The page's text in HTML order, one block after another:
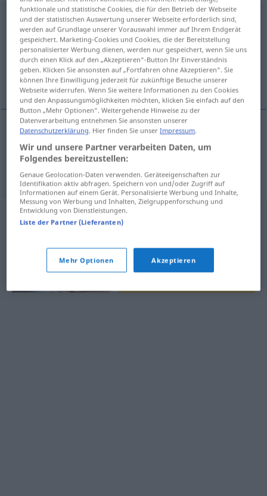
wielostronny
Übersicht aller Übersetzungen
(Für mehr Details die Übersetzung anklicken/antippen)
vielseitig, multilateral
vielseitig wielostronny
multilateral wielostronny umowa
funktionale und statistische Cookies, die für den Betrieb der Webseite
und der statistischen Auswertung unserer Webseite erforderlich sind,
werden auf Grundlage unserer Vorauswahl immer auf Ihrem Endgerät
gespeichert. Marketing-Cookies und Cookies, die der Bereitstellung
personalisierter Werbung dienen, werden nur gespeichert, wenn Sie uns
durch einen Klick auf den „Akzeptieren“-Button Ihr Einverständnis
geben. Klicken Sie ansonsten auf „Fortfahren ohne Akzeptieren“. Sie
können Ihre Einwilligung jederzeit für zukünftige Besuche unserer
Webseite widerrufen. Wenn Sie weitere Informationen zu den Cookies
und den Anpassungsmöglichkeiten möchten, klicken Sie einfach auf den
Button „Mehr Optionen“. Weitergehende Hinweise zu der
Datenverarbeitung entnehmen Sie ansonsten unserer
Datenschutzerklärung. Hier finden Sie unserImpressum.
Wir und unsere Partner verarbeiten Daten, um
Folgendes bereitzustellen:
Genaue Geolocation-Daten verwenden. Geräteeigenschaften zur
Identifikation aktiv abfragen. Speichern von und/oder Zugriff auf
Informationen auf einem Gerät. Personalisierte Werbung und Inhalte,
Messung von Werbung und Inhalten, Zielgruppenforschung und
Entwicklung von Dienstleistungen.
Liste der Partner (Lieferanten)
Mehr Optionen Akzeptieren